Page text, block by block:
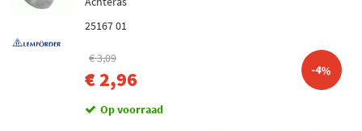
25167 01
€ 3,09
€ 2,96 -4%
Op voorraad